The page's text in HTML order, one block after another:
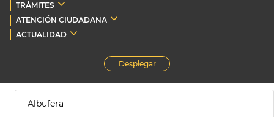
TRÁMITES
ATENCIÓN CIUDADANA
ACTUALIDAD
Desplegar
Albufera